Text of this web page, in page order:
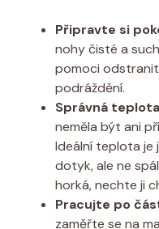
Připravte si
nohy čisté a
pomoci
podráždění.
Správná
neměla být ani
Ideální teplota je
dotyk, ale ne
horká, nechte ji
Pracujte po
zaměřte se na